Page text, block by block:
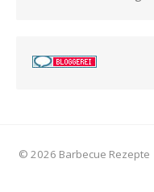
© 2026 Barbecue Rezepte